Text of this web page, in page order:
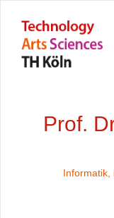
Prof.
Informatik,